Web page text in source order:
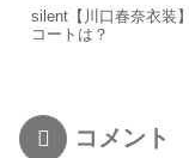
silent【川口春奈衣装
コートは？
コメント